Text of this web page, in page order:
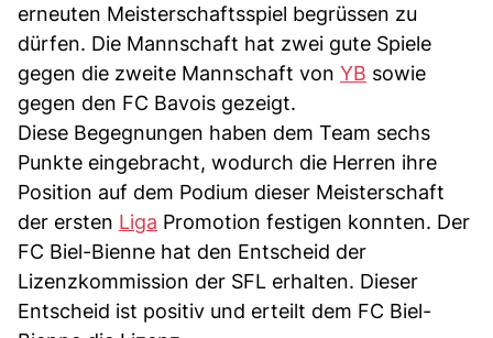
erneuten Meisterschaftsspiel begrüssen zu
dürfen. Die Mannschaft hat zwei gute Spiele
gegen die zweite Mannschaft von YB sowie
gegen den FC Bavois gezeigt.
Diese Begegnungen haben dem Team sechs
Punkte eingebracht, wodurch die Herren ihre
Position auf dem Podium dieser Meisterschaft
der ersten Liga Promotion festigen konnten. Der
FC Biel-Bienne hat den Entscheid der
Lizenzkommission der SFL erhalten. Dieser
Entscheid ist positiv und erteilt dem FC Biel-